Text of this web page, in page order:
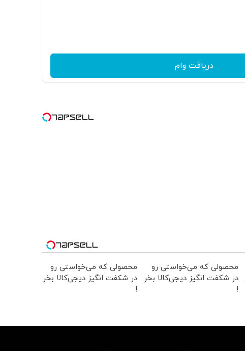
دریافت وام
محصولی که می‌خواستی رو
در شکفت انگیز دیجی‌کالا بخر
!
محصولی که می‌خواستی رو
در شکفت انگیز دیجی‌کالا بخر
!